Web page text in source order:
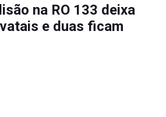
na RO 133 deixa
e duas ficam